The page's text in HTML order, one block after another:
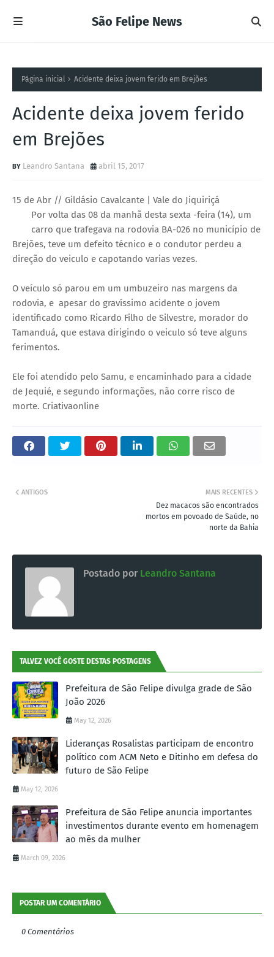
São Felipe News
Página inicial Acidente deixa jovem ferido em Brejões
Acidente deixa jovem ferido
em Brejões
Leandro Santana abril 15, 2017
15 de Abr // Gildásio Cavalcante | Vale do Jiquiriçá
Por volta das 08 da manhã desta sexta -feira (14), um
carro que trafegava na rodovia BA-026 no município de
Brejões, teve um defeito técnico e o condutor perdeu a
direção do veiculo e capotando varias vezes.
O veículo só parou em um umbuzeiro nas margens da
rodovia, e apesar do gravíssimo acidente o jovem
identificado como Ricardo Filho de Silvestre, morador do
Tamanduá, que estava dirigindo o veiculo só teve alguns
ferimentos.
Ele foi atendido pelo Samu, e encaminhado para a cidade
de Jequié, e segundo informações, não corre risco de
morte. Criativaonline
MAIS RECENTES
Dez macacos são encontrados
mortos em povoado de Saúde, no
norte da Bahia
ANTIGOS
Postado por Leandro Santana
TALVEZ VOCÊ GOSTE DESTAS POSTAGENS
Prefeitura de São Felipe divulga grade de São
João 2026
May 12, 2026
Lideranças Rosalistas participam de encontro
político com ACM Neto e Ditinho em defesa do
futuro de São Felipe
May 12, 2026
Prefeitura de São Felipe anuncia importantes
investimentos durante evento em homenagem
ao mês da mulher
March 09, 2026
POSTAR UM COMENTÁRIO
0 Comentários